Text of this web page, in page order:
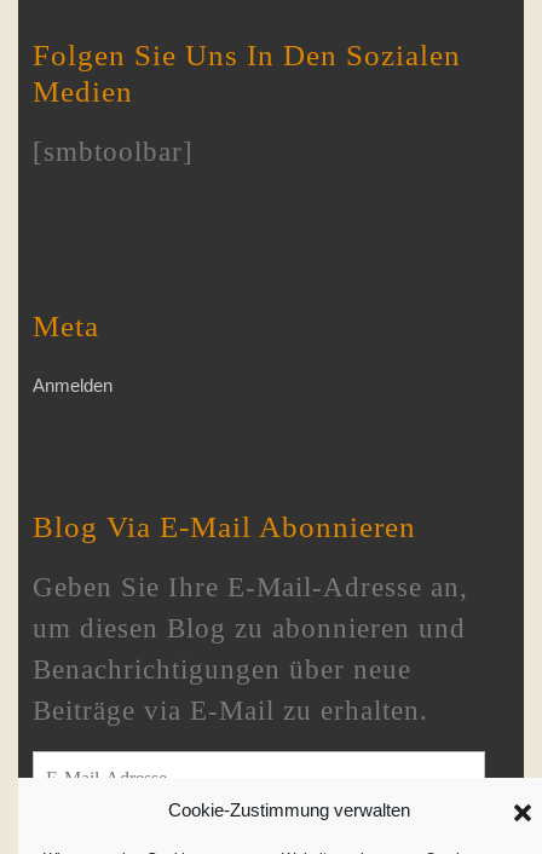
Cookie-Zustimmung verwalten
Folgen Sie Uns In Den Sozialen
Medien
[smbtoolbar]
Meta
Anmelden
Blog Via E-Mail Abonnieren
Geben Sie Ihre E-Mail-Adresse an,
um diesen Blog zu abonnieren und
Benachrichtigungen über neue
Beiträge via E-Mail zu erhalten.
E-Mail-Adresse